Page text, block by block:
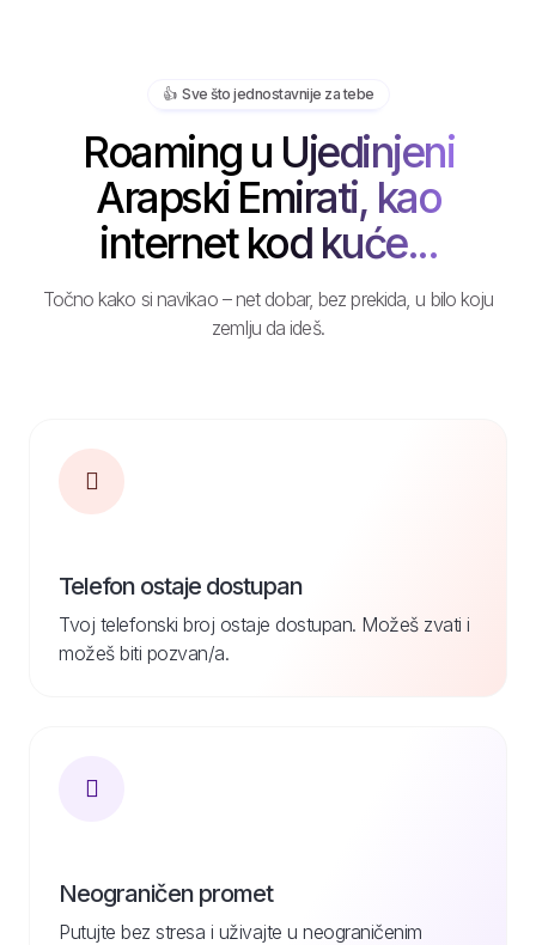
👍️ Sve što jednostavnije za tebe
Roaming u Ujedinjeni
Arapski Emirati, kao
internet kod kuće...
Točno kako si navikao – net dobar, bez prekida, u bilo koju
zemlju da ideš.
Telefon ostaje dostupan
Tvoj telefonski broj ostaje dostupan. Možeš zvati i
možeš biti pozvan/a.
Neograničen promet
Putujte bez stresa i uživajte u neograničenim